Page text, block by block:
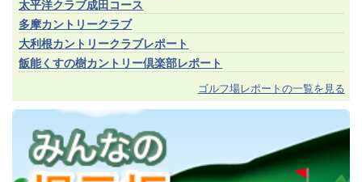
太平洋クラブ成田コース
多摩カントリークラブ
大利根カントリークラブレポート
飯能くすの樹カントリー倶楽部レポート
ゴルフ場レポートの一覧を見る